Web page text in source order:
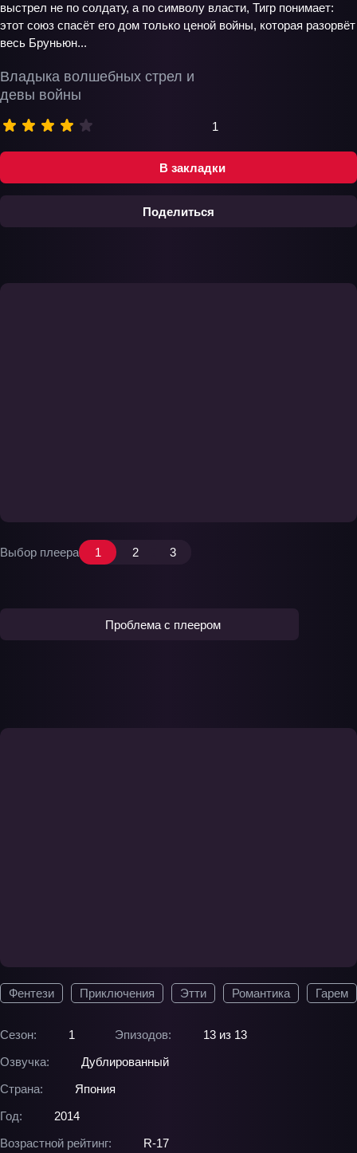
В закладки
Поделиться
Владыка волшебных стрел и
девы войны
1
Фентези Приключения Этти Романтика Гарем
Сезон: 1 Эпизодов:
13 из 13
Озвучка:
Дублированный
Страна:
Япония
Год:
2014
Возрастной рейтинг:
R-17
выстрел не по солдату, а по символу власти, Тигр понимает:
этот союз спасёт его дом только ценой войны, которая разорвёт
весь Бруньюн...
Выбор плеера 1 2 3
Проблема с плеером